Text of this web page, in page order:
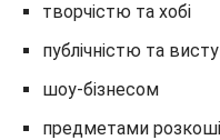
творчістю та хобі
публічністю та
шоу-бізнесом
предметами розкоші